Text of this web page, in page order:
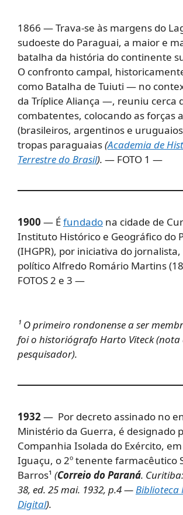
1866 — Trava-se às margens do
sudoeste do Paraguai, a maior e
batalha da história do continente
O confronto campal,
como Batalha de Tuiuti — no
da Tríplice Aliança —, reuniu cerca
combatentes, colocando as forças
(brasileiros, argentinos e
tropas paraguaias(Academia de
Terrestre do Brasil). — FOTO 1 —
1900 — Éfundado na cidade de
Instituto Histórico e Geográfico do
(IHGPR), por iniciativa do
político Alfredo Romário Martins
FOTOS 2 e 3 —
¹ O primeiro rondonense a ser
foi o historiógrafo Harto Viteck (nota
pesquisador).
1932— Por decreto assinado no
Ministério da Guerra, é designado
Companhia Isolada do Exército, em
Iguaçu, o 2º tenente farmacêutico
Barros¹ (Correio do Paraná.
38, ed. 25 mai. 1932, p.4 —Biblioteca
Digital).